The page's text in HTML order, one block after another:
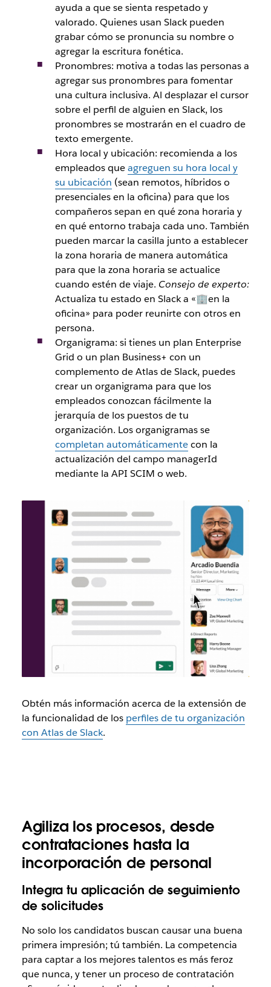
ayuda a que se sienta respetado y
valorado. Quienes usan Slack pueden
grabar cómo se pronuncia su nombre o
agregar la escritura fonética.
Pronombres: motiva a todas las personas a
agregar sus pronombres para fomentar
una cultura inclusiva. Al desplazar el cursor
sobre el perfil de alguien en Slack, los
pronombres se mostrarán en el cuadro de
texto emergente.
Hora local y ubicación: recomienda a los
empleados queagreguen su hora local y
su ubicación (sean remotos, híbridos o
presenciales en la oficina) para que los
compañeros sepan en qué zona horaria y
en qué entorno trabaja cada uno. También
pueden marcar la casilla junto a establecer
la zona horaria de manera automática
para que la zona horaria se actualice
cuando estén de viaje. Consejo de experto:
Actualiza tu estado en Slack a «🏢en la
oficina» para poder reunirte con otros en
persona.
Organigrama: si tienes un plan Enterprise
Grid o un plan Business+ con un
complemento de Atlas de Slack, puedes
crear un organigrama para que los
empleados conozcan fácilmente la
jerarquía de los puestos de tu
organización. Los organigramas se
completan automáticamentecon la
actualización del campo managerId
mediante la API SCIM o web.
Obtén más información acerca de la extensión de
la funcionalidad de los perfiles de tu organización
con Atlas de Slack.
Agiliza los procesos, desde
contrataciones hasta la
incorporación de personal
Integra tu aplicación de seguimiento
de solicitudes
No solo los candidatos buscan causar una buena
primera impresión; tú también. La competencia
para captar a los mejores talentos es más feroz
que nunca, y tener un proceso de contratación